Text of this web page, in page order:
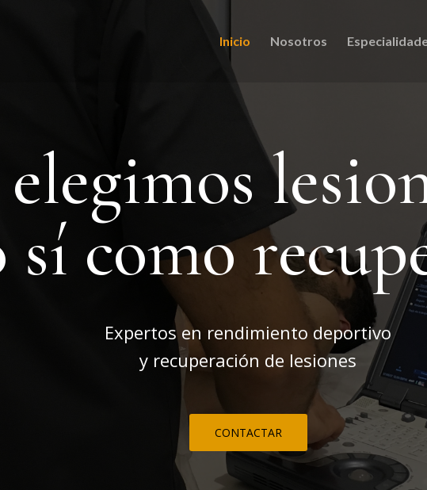
Inicio Nosotros
sí como
Expertos en rendimiento deportivo
y recuperación de lesiones
CONTACTAR